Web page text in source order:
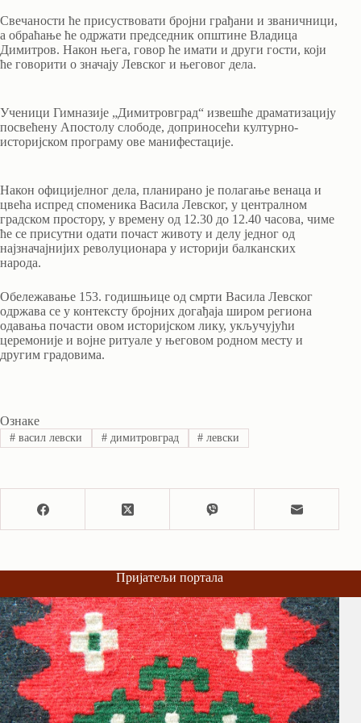
Свечаности ће присуствовати бројни грађани и званичници,
а обраћање ће одржати председник општине Владица
Димитров. Након њега, говор ће имати и други гости, који
ће говорити о значају Левског и његовог дела.
Ученици Гимназије „Димитровград“ извешће драматизацију
посвећену Апостолу слободе, доприносећи културно-
историјском програму ове манифестације.
Након официјелног дела, планирано је полагање венаца и
цвећа испред споменика Васила Левског, у централном
градском простору, у времену од 12.30 до 12.40 часова, чиме
ће се присутни одати почаст животу и делу једног од
најзначајнијих револуционара у историји балканских
народа.
Обележавање 153. годишњице од смрти Васила Левског
одржава се у контексту бројних догађаја широм региона
одавања почасти овом историјском лику, укључујући
церемоније и војне ритуале у његовом родном месту и
другим градовима.
Ознаке
#васил левски #димитровград # левски
Пријатељи портала